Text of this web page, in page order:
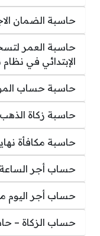
حاسبة الضمان
حاسبة العمر
الإبتدائي في نظام
حاسبة حساب
حاسبة زكاة الذهب
حاسبة مكافأة
حساب أجر
حساب أجر اليوم
حساب الزكاة –